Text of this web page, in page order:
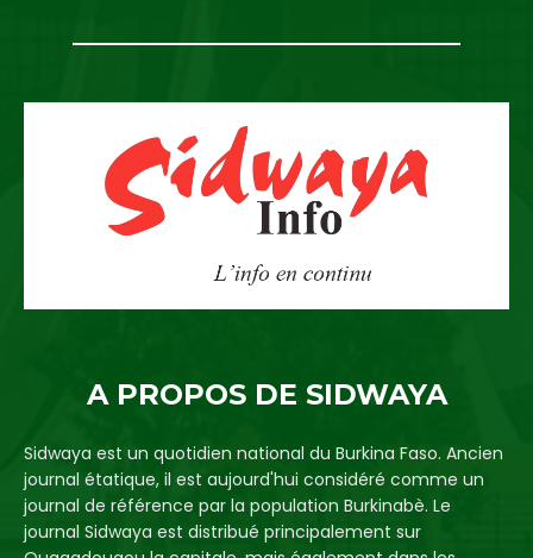
A PROPOS DE SIDWAYA
Sidwaya est un quotidien national du Burkina Faso. Ancien
journal étatique, il est aujourd'hui considéré comme un
journal de référence par la population Burkinabè. Le
journal Sidwaya est distribué principalement sur